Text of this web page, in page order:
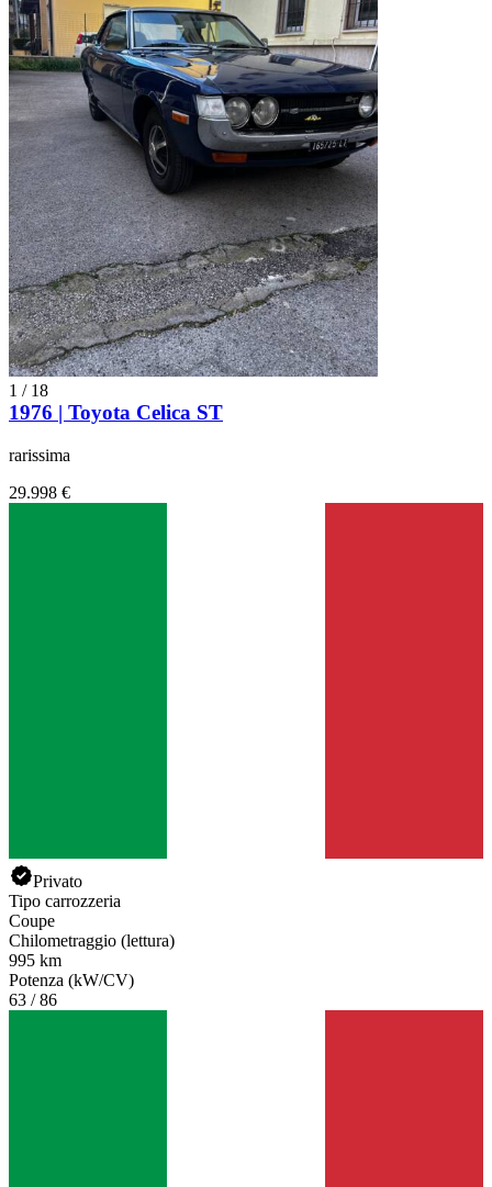
1 / 18
1976 | Toyota Celica ST
rarissima
29.998 €
Privato
Tipo carrozzeria
Coupe
Chilometraggio (lettura)
995 km
Potenza (kW/CV)
63 / 86